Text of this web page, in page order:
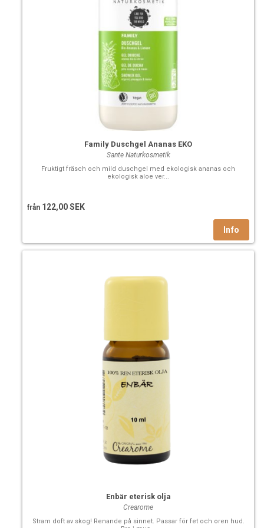
Förtvålningstal per 1kg: Natriumhydroxid 126-132 gram
Ricinus communis Oil
temperaturer, t.ex vid förvaring i kylskåp eller i transport
ska smälta. Detta påverkar inte oljans kvalite eller
Family Duschgel Ananas EKO
Sante Naturkosmetik
Fruktigt fräsch och mild duschgel med ekologisk ananas och
ekologisk aloe ver...
från 122,00 SEK
Enbär eterisk olja
Crearome
Stram doft av skog! Renande på sinnet. Passar för fet och oren hud.